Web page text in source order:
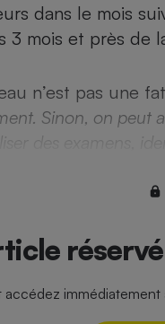
dans le mois
3 mois et près de
n’est pas une
Sinon, on peut
des examens,
Climatiseur -
Téléphone mobile
Smartphone